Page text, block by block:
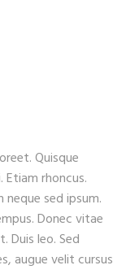
Quisque
rhoncus.
sed ipsum.
Donec vitae
Duis leo. Sed
augue velit cursus